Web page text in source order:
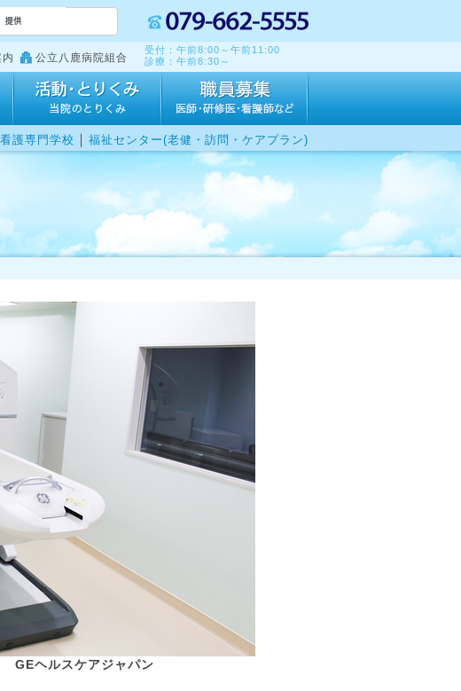
公立八鹿病院組合
受付：午前8:00～午前11:00
診療：午前8:30～
看護専門学校 ｜ 福祉センター(老健・訪問・ケアプラン)
GEヘルスケアジャパン